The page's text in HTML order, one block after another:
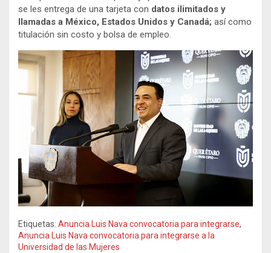
se les entrega de una tarjeta con datos ilimitados y
llamadas a México, Estados Unidos y Canadá; así como
titulación sin costo y bolsa de empleo.
Etiquetas: Anuncia Luis Nava convocatoria para integrarse,
Anuncia Luis Nava convocatoria para integrarse a la
Universidad de las Mujeres